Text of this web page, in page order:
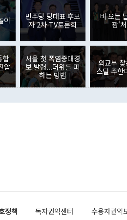
검토하고 있다"고 발언한 데 대해서
며 "아직 거기까지 진도가 나가지
한 대북 구상과 설명은 정부 내 조율을
. 특히 주적 표현 대체와 국호 사용,
은 통일부 장관이 결정할 사안이 아
. 이 대통령은 정 장관의 업무보고를
다고 승인난 건 아니다"라고 재차 확
발언 내용은 대부분 국가안전보장회
정 장관의 개인적 생각에 가깝다"며 "
정책이 아닌 사안을 추진하겠다고 업
통수권자가 나서야 한다'고 주장한
를 공식적으로 요구한 적이 없기 때
년 북·미 제네바 기본합의는 핵
달러, 외국인의 국내투자가 46억
는 외국인의 국내 주식 매도세가 이
익실현 매도 등의 영향으로 316억
달러)에 이어 역대 최대 순매도 기
권투자는 세계국채지수(WGBI) 자금
가 폭이 줄어든 52억9000만달러를
는 주식을 중심으로 35억6000만달러
이
민주당 당대표 후보
자 2차 TV토론회
비 오는
광'
합
압
서울 첫 폭염중대경
보 발령...더위를 피
하는 방법
외교부
스틸 주한
정책 독자권익센터 수용자권익